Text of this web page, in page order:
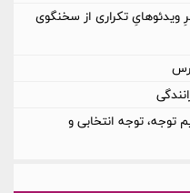
ویدئوهایِ تکراری از سخنگوی
توجه، توجه انتخابی و